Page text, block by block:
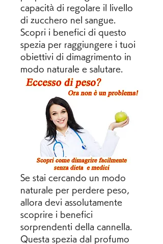
capacità di regolare il livello
di zucchero nel sangue.
Scopri i benefici di questo
spezia per raggiungere i tuoi
obiettivi di dimagrimento in
modo naturale e salutare.
Se stai cercando un modo
naturale per perdere peso,
allora devi assolutamente
scoprire i benefici
sorprendenti della cannella.
Questa spezia dal profumo